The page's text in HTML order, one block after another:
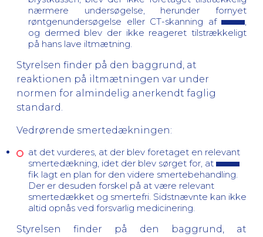
nærmere undersøgelse, herunder fornyet
røntgenundersøgelse eller CT-skanning af
,
og dermed blev der ikke reageret tilstrækkeligt
på hans lave iltmætning.
Styrelsen finder på den baggrund, at
reaktionen på iltmætningen var under
normen for almindelig anerkendt faglig
standard.
Vedrørende smertedækningen:
at det vurderes, at der blev foretaget en relevant
smertedækning, idet der blev sørget for, at
fik lagt en plan for den videre smertebehandling.
Der er desuden forskel på at være relevant
smertedækket og smertefri. Sidstnævnte kan ikke
altid opnås ved forsvarlig medicinering.
Styrelsen finder på den baggrund, at